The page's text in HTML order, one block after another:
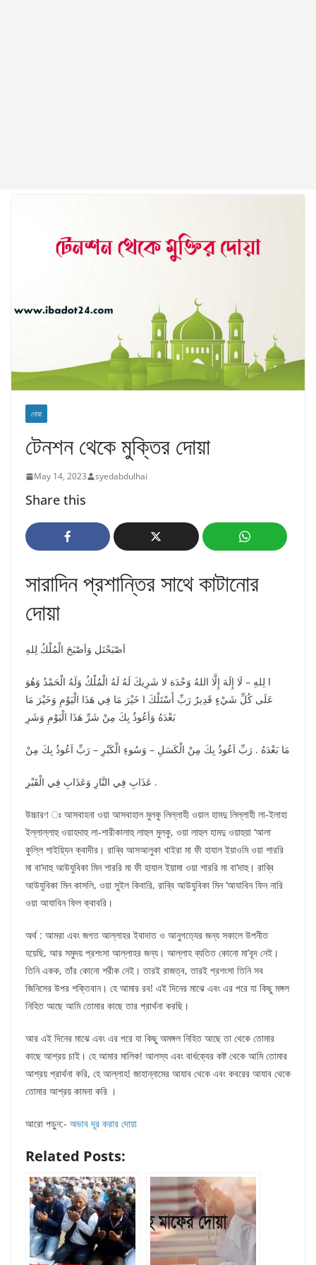
দোয়া
টেনশন থেকে মুক্তির দোয়া
May 14, 2023 syedabdulhai
Share this
সারাদিন প্রশান্তির সাথে কাটানোর
দোয়া
اَصْبَحْنَل وَاَصْبَحَ الْمُلْكُ لِلهِ
ا لِلهِ – لَا إِلَهَ إِلَّا اللهُ وَحْدَة لا شَرِيكَ لَهُ لَهُ الْمُلْكُ وَلَهُ الْحَمْدُ وَهُوَ
عَلَى كُلِّ شَيْءٍ قَدِيرٌ رَبِّ أَسْتَلْكَ ا خَيْرَ مَا فِي هَذَا الْيَوْمِ وَخَيْرَ مَا
بَعْدَهُ وَاَعُوذُ بِكَ مِنْ شَرِّ هَذَا الْيَوْمِ وَشَرِ
مَا بَعْدَهُ . رَبِّ اَعُوذُ بِكَ مِنْ الْكَسَلِ – وَسُوءِ الْكَبْرِ – رَبِّ اَعُوذُ بِكَ مِنْ
عَذَابِ فِي النَّارِ وَعَذَابِ فِي الْقَبْرِ .
উচ্চারণ ঃ আসবাহনা ওয়া আসবাহাল মুলকু লিল্লাহী ওয়াল হামদু লিল্লাহী লা-ইলাহা
ইল্লাল্লাহু ওয়াহদাহু লা-শারীকালাহু লাহুল মুলকু, ওয়া লাহুল হামদু ওয়াহুয়া ‘আলা
কুল্লি শাইয়্যিন ক্বাদীর। রাব্বি আসআলুকা খাইরা মা ফী হাযাল ইয়াওমি ওয়া শাররি
মা বা’দাহু আউযুবিকা মিন শাররি মা ফী হাযাল ইয়ামা ওয়া শাররি মা বা’দাহু। রাব্বি
আউযুবিকা মিন কাসলি, ওয়া সুইল কিবারি, রাব্বি আউযুবিকা মিন ‘আযাবিন ফিন নারি
ওয়া আযাবিন ফিল ক্বাবরি।
অর্থ : আমরা এবং জগত আল্লাহর ইবাদাত ও আনুগত্যের জন্য সকালে উপনীত
হয়েছি, আর সমুদয় প্রশংসা আল্লাহর জন্য। আল্লাহ ব্যতিত কোনো মা’বূদ নেই।
তিনি একক, তাঁর কোনো শরীক নেই। তারই রাজত্ব, তারই প্রশংসা তিনি সব
জিনিসের উপর শক্তিবান। হে আমার রব! এই দিনের মাঝে এবং এর পরে যা কিছু মঙ্গল
নিহিত আছে আমি তোমার কাছে তার প্রার্থনা করছি।
আর এই দিনের মাঝে এবং এর পরে যা কিছু অমঙ্গল নিহিত আছে তা থেকে তোমার
কাছে আশ্রয় চাই। হে আমার মালিক! আলস্য এবং বার্ধক্যের কষ্ট থেকে আমি তোমার
আশ্রয় প্রার্থনা করি, হে আল্লাহ! জাহান্নামের আযাব থেকে এবং কবরের আযাব থেকে
তোমার আশ্রয় কামনা করি ।
আরো পড়ুন:- অভাব দূর করার দোয়া
Related Posts: